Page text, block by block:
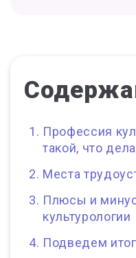
Профессия
такой, что
Места
Плюсы и
культурологии
Подведем